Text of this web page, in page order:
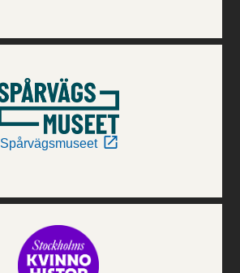
Spårvägsmuseet